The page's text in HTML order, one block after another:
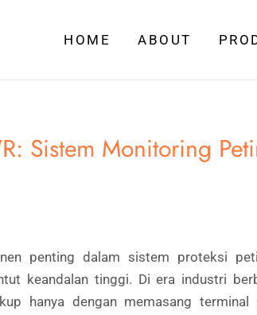
HOME ABOUT
Sistem Monitoring
penting dalam sistem proteksi
keandalan tinggi. Di era industri
hanya dengan memasang terminal